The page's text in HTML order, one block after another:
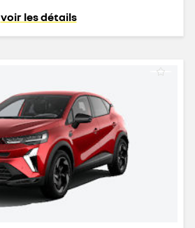
voir les détails